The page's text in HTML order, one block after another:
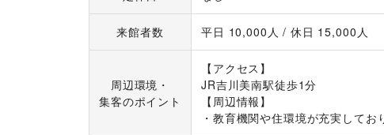
搬入・搬出時間は事前にご連絡下さい。
■入退店について
・イベント実施の3日前までに「入店作業届」をご提出
・入退店時は必ず従業員出入口（防災センター）を通
■イベントにおける注意事項
・指定されたエリア以外での什器・機材の展開や勧誘
・防火シャッターの下、防火扉周りへの什器、商品、
来館者数 平日 10,000 人 / 休日 15,000 人
周辺環境・
集客のポイント
【アクセス】
JR吉川美南駅徒歩1分
【周辺情報】
・教育機関や住環境が充実してお